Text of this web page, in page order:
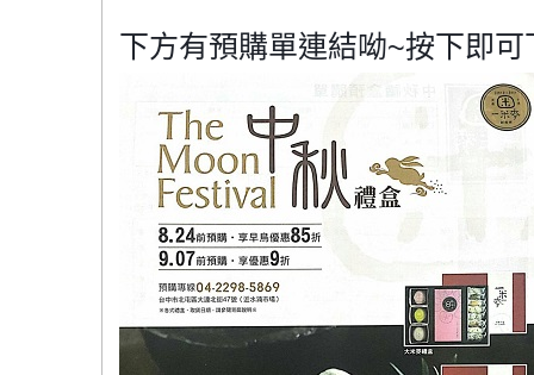
下方有預購單連結呦~按下即可